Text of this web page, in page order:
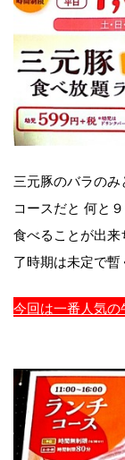
三元豚のバラの
コースだと 何と
食べることが出
了時期は未定で
今回は一番人気